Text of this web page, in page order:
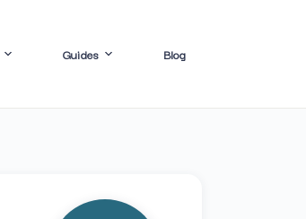
Guides Blog